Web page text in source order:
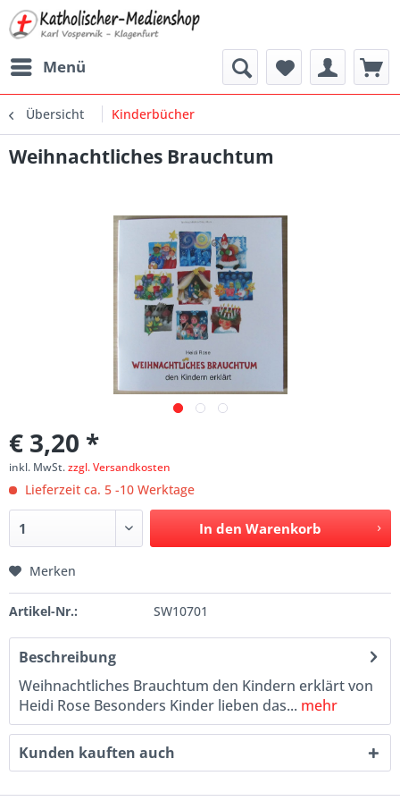
Menü
Übersicht Kinderbücher
Weihnachtliches Brauchtum
€ 3,20 *
inkl. MwSt.zzgl. Versandkosten
Lieferzeit ca. 5 -10 Werktage
In den Warenkorb
Merken
Artikel-Nr.: SW10701
Beschreibung
Weihnachtliches Brauchtum den Kindern erklärt von
Heidi Rose Besonders Kinder lieben das... mehr
Kunden kauften auch